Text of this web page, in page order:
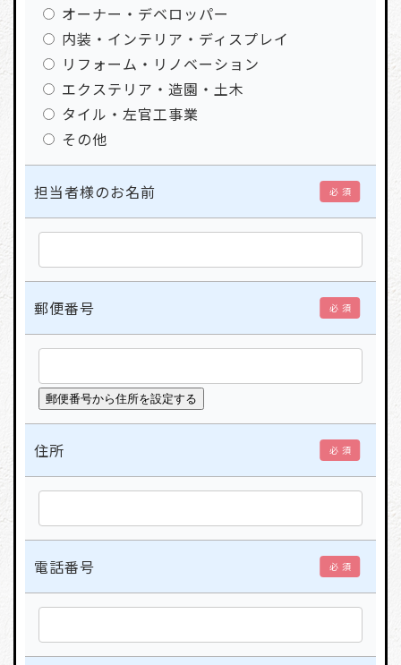
オーナー・デベロッパー
内装・インテリア・ディスプレイ
リフォーム・リノベーション
エクステリア・造園・土木
タイル・左官工事業
その他
担当者様のお名前 必 須
郵便番号 必 須
住所 必 須
電話番号 必 須